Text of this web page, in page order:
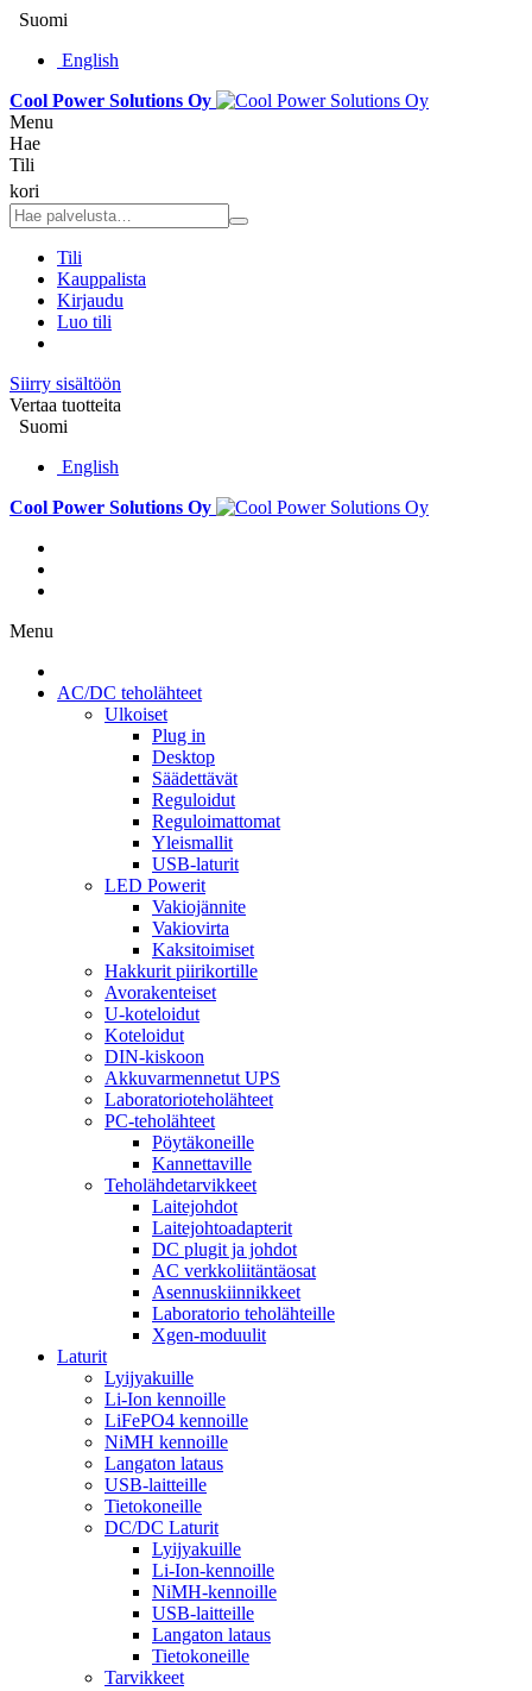
Suomi
English
Cool Power Solutions Oy
Menu
Hae
Tili
kori
Tili
Kauppalista
Kirjaudu
Luo tili
Siirry sisältöön
Vertaa tuotteita
Suomi
English
Cool Power Solutions Oy
Menu
AC/DC teholähteet
Ulkoiset
Plug in
Desktop
Säädettävät
Reguloidut
Reguloimattomat
Yleismallit
USB-laturit
LED Powerit
Vakiojännite
Vakiovirta
Kaksitoimiset
Hakkurit piirikortille
Avorakenteiset
U-koteloidut
Koteloidut
DIN-kiskoon
Akkuvarmennetut UPS
Laboratorioteholähteet
PC-teholähteet
Pöytäkoneille
Kannettaville
Teholähdetarvikkeet
Laitejohdot
Laitejohtoadapterit
DC plugit ja johdot
AC verkkoliitäntäosat
Asennuskiinnikkeet
Laboratorio teholähteille
Xgen-moduulit
Laturit
Lyijyakuille
Li-Ion kennoille
LiFePO4 kennoille
NiMH kennoille
Langaton lataus
USB-laitteille
Tietokoneille
DC/DC Laturit
Lyijyakuille
Li-Ion-kennoille
NiMH-kennoille
USB-laitteille
Langaton lataus
Tietokoneille
Tarvikkeet